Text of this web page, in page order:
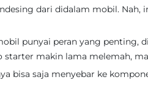
dari didalam mobil. Nah,
punyai peran yang penting,
makin lama melemah,
bisa saja menyebar ke